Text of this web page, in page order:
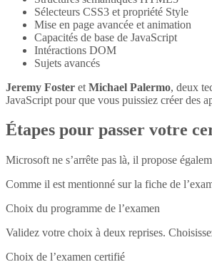
Sélecteurs CSS3 et propriété Style
Mise en page avancée et animation
Capacités de base de JavaScript
Intéractions DOM
Sujets avancés
Jeremy Foster et Michael Palermo, deux
JavaScript pour que vous puissiez créer des
Étapes pour passer votre
Microsoft ne s’arrête pas là, il propose
Comme il est mentionné sur la fiche de
Choix du programme de l’examen
Validez votre choix à deux reprises.
Choix de l’examen certifié